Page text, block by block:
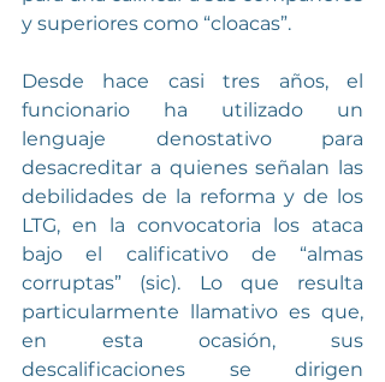
y superiores como “cloacas”.
Desde hace casi tres años, el
funcionario ha utilizado un
lenguaje denostativo para
desacreditar a quienes señalan las
debilidades de la reforma y de los
LTG, en la convocatoria los ataca
bajo el calificativo de “almas
corruptas” (sic). Lo que resulta
particularmente llamativo es que,
en esta ocasión, sus
descalificaciones se dirigen